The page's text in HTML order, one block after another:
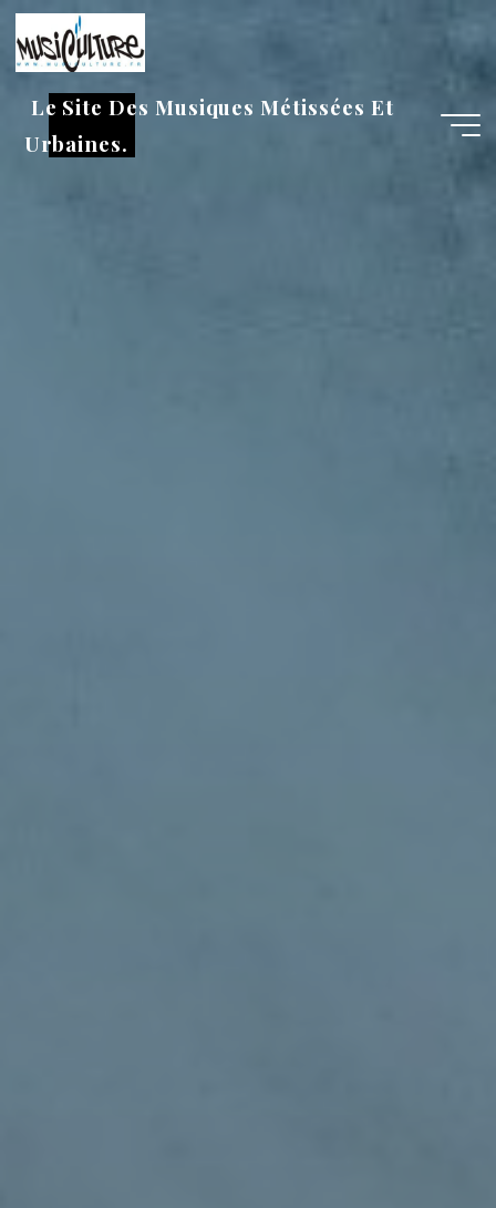
Aller
au
contenu
Le Site Des Musiques Métissées Et
Urbaines.